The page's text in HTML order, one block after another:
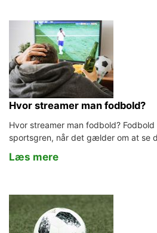
Hvor streamer man fodbold?
Hvor streamer man fodbold?
sportsgren, når det gælder om at se
Læs mere